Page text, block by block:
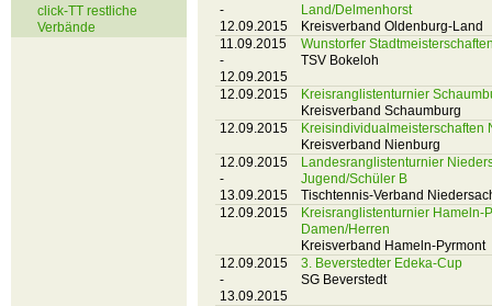
click-TT restliche
Verbände
-
12.09.2015
Land/Delmenhorst
Kreisverband Oldenburg-Land
11.09.2015
-
12.09.2015
Wunstorfer
TSV Bokeloh
12.09.2015
Kreisranglistenturnier
Kreisverband Schaumburg
12.09.2015
Kreisindividualmeisterschaften
Kreisverband Nienburg
12.09.2015
-
13.09.2015
Landesranglistenturnier
Jugend/Schüler B
Tischtennis-Verband
12.09.2015
Kreisranglistenturnier Hameln-
Damen/Herren
Kreisverband Hameln-Pyrmont
12.09.2015
-
13.09.2015
3. Beverstedter Edeka-Cup
SG Beverstedt